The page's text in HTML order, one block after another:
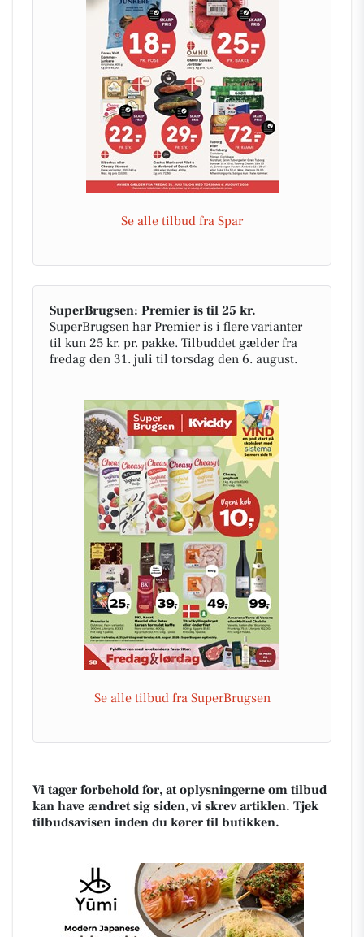
Se alle tilbud fra Spar
SuperBrugsen: Premier is til 25 kr.
SuperBrugsen har Premier is i flere varianter
til kun 25 kr. pr. pakke. Tilbuddet gælder fra
fredag den 31. juli til torsdag den 6. august.
Se alle tilbud fra SuperBrugsen
Vi tager forbehold for, at oplysningerne om tilbud
kan have ændret sig siden, vi skrev artiklen. Tjek
tilbudsavisen inden du kører til butikken.